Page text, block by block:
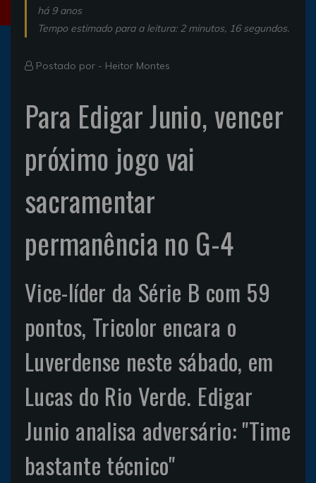
há 9 anos
Tempo estimado para a leitura: 2 minutos, 16 segundos.
Postado por - Heitor Montes
Para Edigar Junio, vencer
próximo jogo vai
sacramentar
permanência no G-4
Vice-líder da Série B com 59
pontos, Tricolor encara o
Luverdense neste sábado, em
Lucas do Rio Verde. Edigar
Junio analisa adversário: "Time
bastante técnico"